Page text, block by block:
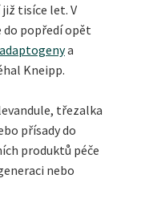
tisíce let. V
do popředí opět
adaptogenya
Kneipp.
třezalka
přísady do
produktů péče
nebo